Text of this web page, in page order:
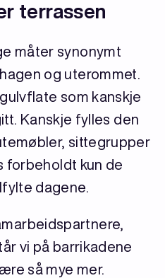
terrassen
måter synonymt
og uterommet.
som kanskje
Kanskje fylles den
sittegrupper
forbeholdt kun de
dagene.
vi på barrikadene
så mye mer.